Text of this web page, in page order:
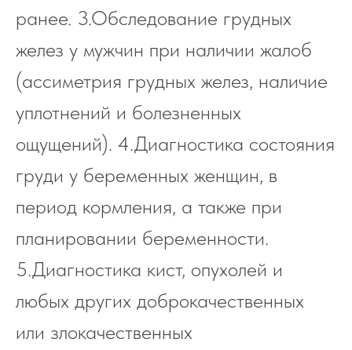
ранее. 3.Обследование грудных
желез у мужчин при наличии жалоб
(ассиметрия грудных желез, наличие
уплотнений и болезненных
ощущений). 4.Диагностика состояния
груди у беременных женщин, в
период кормления, а также при
планировании беременности.
5.Диагностика кист, опухолей и
любых других доброкачественных
или злокачественных